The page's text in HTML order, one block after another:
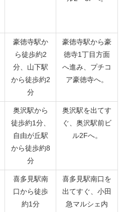
豪徳寺駅か
ら徒歩約2
分、山下駅
から徒歩約2
分
豪徳寺駅から豪
徳寺1丁目方面
へ進み、プチコ
ア豪徳寺へ。
奥沢駅から
徒歩約1分、
自由が丘駅
から徒歩約8
分
奥沢駅を出てす
ぐ、奥沢駅前ビ
ル2Fへ。
喜多見駅南
口から徒歩
約1分
喜多見駅南口を
出てすぐ、小田
急マルシェ内